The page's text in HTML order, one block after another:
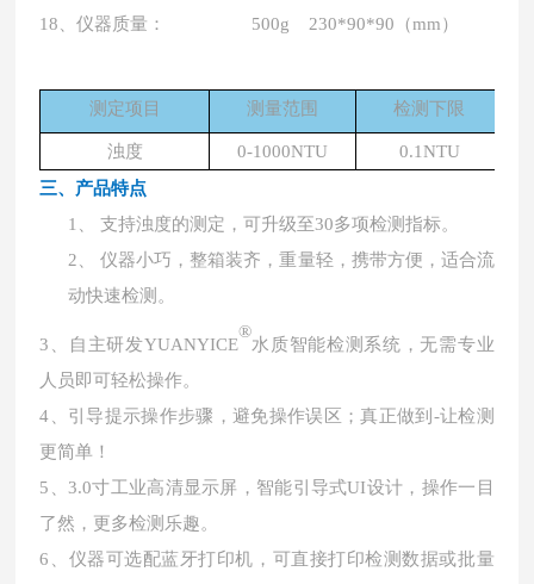
18、仪器质量： 500g 230*90*90（mm）
测定项目 测量范围 检测下限
浊度 0-1000NTU
0.1NTU
三、产品特点
1、支持浊度的测定，可升级至30多项检测指标。
2、仪器小巧，整箱装齐，重量轻，携带方便，适合流
动快速检测。
3、自主研发YUANYICE
®
水质智能检测系统，无需专业
人员即可轻松操作。
4、引导提示操作步骤，避免操作误区；真正做到-让检测
更简单！
5、3.0寸工业高清显示屏，智能引导式UI设计，操作一目
了然，更多检测乐趣。
6、仪器可选配蓝牙打印机，可直接打印检测数据或批量